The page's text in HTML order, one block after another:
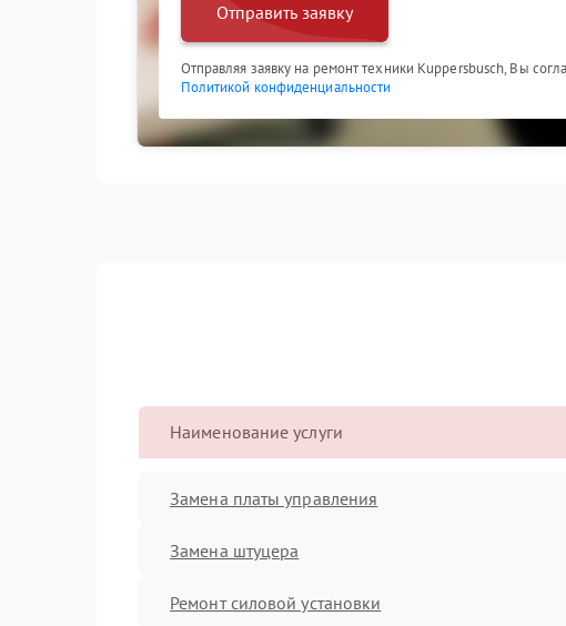
Отправить заявку
Отправляя заявку на ремонт техники Kuppersbusch, Вы
Политикой конфиденциальности
Наименование услуги
Замена платы управления
Замена штуцера
Ремонт силовой установки